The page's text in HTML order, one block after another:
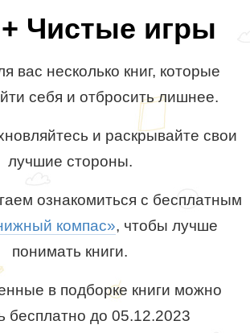
Чистые игры
вас несколько книг, которые
себя и отбросить лишнее.
и раскрывайте свои
лучшие стороны.
ознакомиться с бесплатным
компас», чтобы лучше
понимать книги.
в подборке книги можно
бесплатно до 05.12.2023